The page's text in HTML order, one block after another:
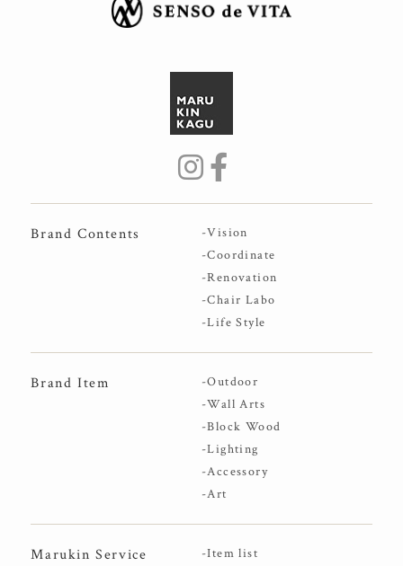
Brand Contents
-Vision
-Coordinate
-Renovation
-Chair Labo
-Life Style
Brand Item
-Outdoor
-Wall Arts
-Block Wood
-Lighting
-Accessory
-Art
Marukin Service
-Item list